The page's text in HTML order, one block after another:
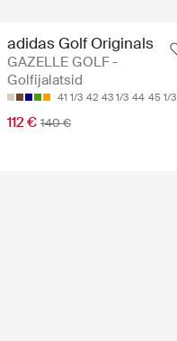
adidas Golf Originals
GAZELLE GOLF -
Golfijalatsid
41 1/3 42 43 1/3 44 45 1/3
112 € 140 €